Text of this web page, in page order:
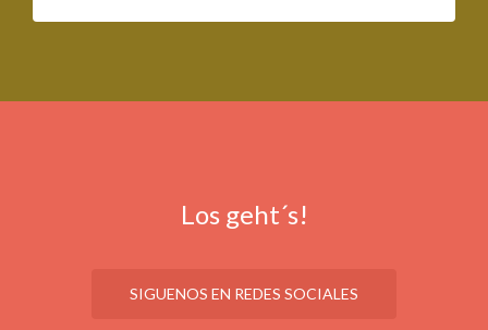
Los geht´s!
SIGUENOS EN REDES SOCIALES